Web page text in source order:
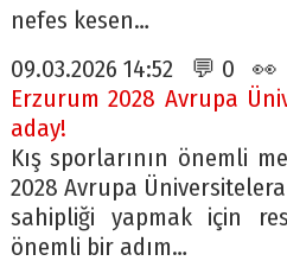
nefes kesen…
09.03.2026 14:52 💬 0 👀
Erzurum 2028 Avrupa
aday!
Kış sporlarının önemli
2028 Avrupa
sahipliği yapmak için
önemli bir adım…